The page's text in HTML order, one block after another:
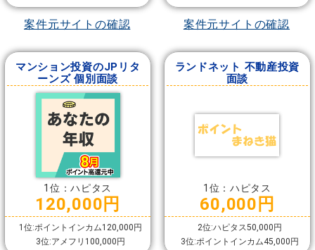
案件元サイトの確認 案件元サイトの確認
マンション投資のJPリタ
ーンズ 個別面談
1位：ハピタス
120,000円
1位:ポイントインカム120,000円
3位:アメフリ100,000円
ランドネット 不動産投資
面談
1位：ハピタス
60,000円
2位:ハピタス50,000円
3位:ポイントインカム45,000円